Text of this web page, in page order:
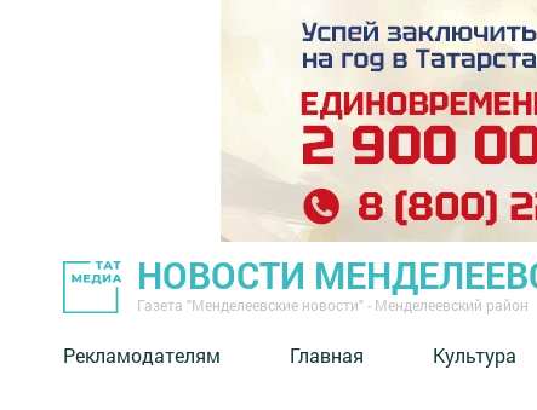
НОВОСТИ
Газета "Менделеевские новости" - Менделеевский район
Рекламодателям Главная Культура